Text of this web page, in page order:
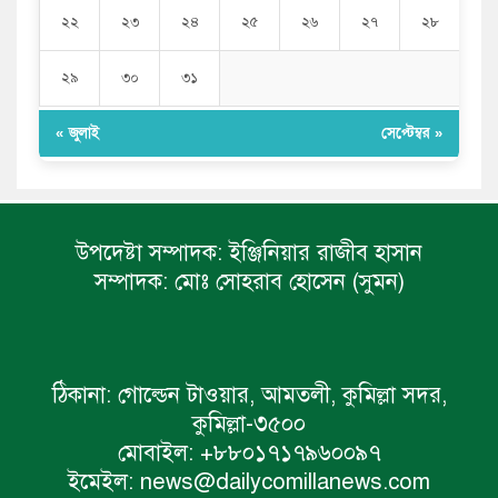
২২ ২৩ ২৪ ২৫ ২৬ ২৭ ২৮
২৯ ৩০ ৩১
« জুলাই সেপ্টেম্বর »
উপদেষ্টা সম্পাদক: ইঞ্জিনিয়ার রাজীব হাসান
সম্পাদক: মোঃ সোহরাব হোসেন (সুমন)
ঠিকানা: গোল্ডেন টাওয়ার, আমতলী, কুমিল্লা সদর,
কুমিল্লা-৩৫০০
মোবাইল: +৮৮০১৭১৭৯৬০০৯৭
ইমেইল: news@dailycomillanews.com